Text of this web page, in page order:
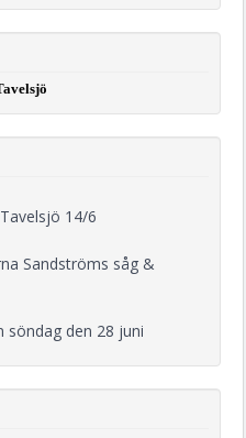
14/6
Sandströms såg &
söndag den 28 juni